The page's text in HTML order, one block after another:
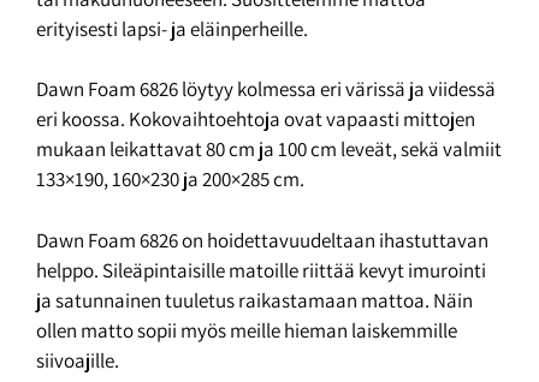
erityisesti lapsi- ja eläinperheille.
Dawn Foam 6826 löytyy kolmessa eri värissä ja viidessä
eri koossa. Kokovaihtoehtoja ovat vapaasti mittojen
mukaan leikattavat 80 cm ja 100 cm leveät, sekä valmiit
133×190, 160×230 ja 200×285 cm.
Dawn Foam 6826 on hoidettavuudeltaan ihastuttavan
helppo. Sileäpintaisille matoille riittää kevyt imurointi
ja satunnainen tuuletus raikastamaan mattoa. Näin
ollen matto sopii myös meille hieman laiskemmille
siivoajille.